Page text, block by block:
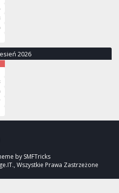
2026
by SMFTricks
Wszystkie Prawa Zastrzeżone